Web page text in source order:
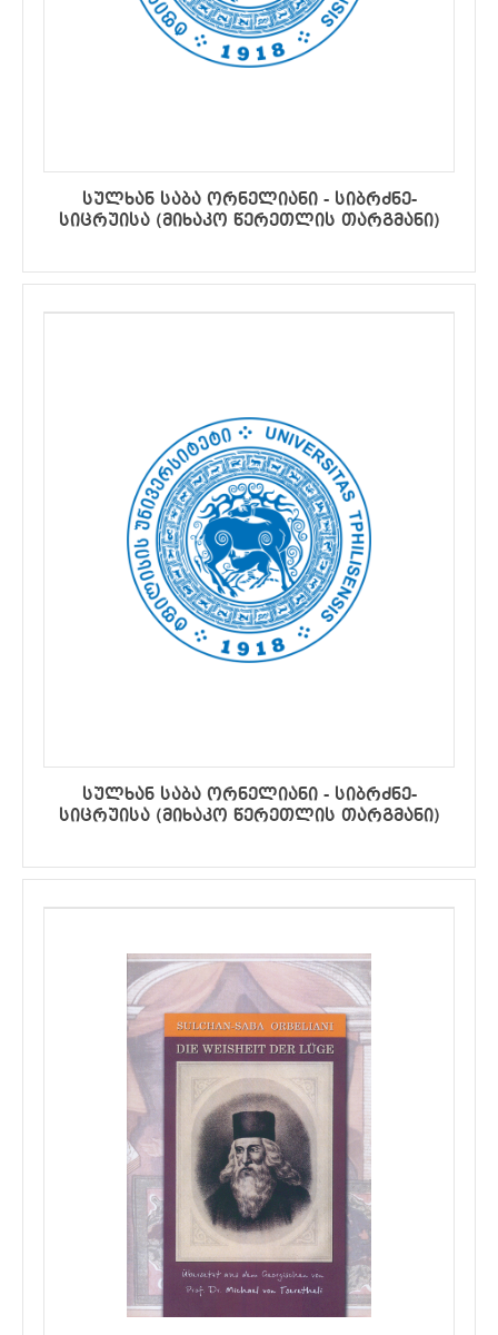
სულხან საბა ორნელიანი - სიბრძნე-
სიცრუისა (მიხაკო წერეთლის თარგმანი)
სულხან საბა ორნელიანი - სიბრძნე-
სიცრუისა (მიხაკო წერეთლის თარგმანი)